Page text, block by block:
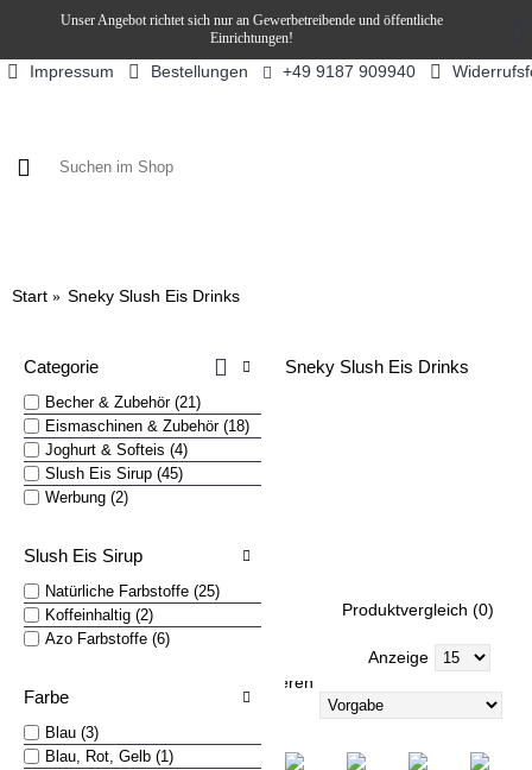
Unser Angebot richtet sich nur an Gewerbetreibende und öffentliche
Einrichtungen!
Impressum Bestellungen +49 9187 909940
Start Sneky Slush Eis Drinks
Categorie
Becher & Zubehör (21)
Eismaschinen & Zubehör (18)
Joghurt & Softeis (4)
Slush Eis Sirup (45)
Werbung (2)
Slush Eis Sirup
Natürliche Farbstoffe (25)
Koffeinhaltig (2)
Azo Farbstoffe (6)
Farbe
Blau (3)
Blau, Rot, Gelb (1)
Sneky Slush Eis Drinks
Produktvergleich (0)
Anzeige
Sortieren